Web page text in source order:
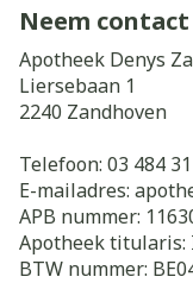
Neem
Apotheek Denys
Liersebaan 1
2240 Zandhoven
Telefoon: 03 484
E-mailadres:
APB nummer:
Apotheek titularis:
BTW nummer: